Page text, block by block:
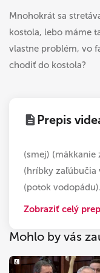
Mnohokrát sa
kostola, lebo máme
vlastne problém, vo
chodiť do kostola?
Prepis
(smej) (mäkkanie
(hríbky zaľúbučia
(potok vodopádu)
Zobraziť celý
Mohlo by vás